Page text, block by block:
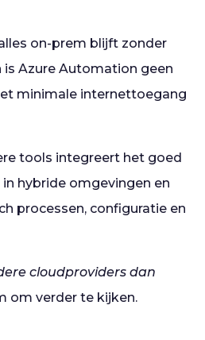
on-prem blijft zonder
Azure Automation geen
minimale internettoegang
tools integreert het goed
hybride omgevingen en
processen, configuratie en
cloudproviders dan
om verder te kijken.